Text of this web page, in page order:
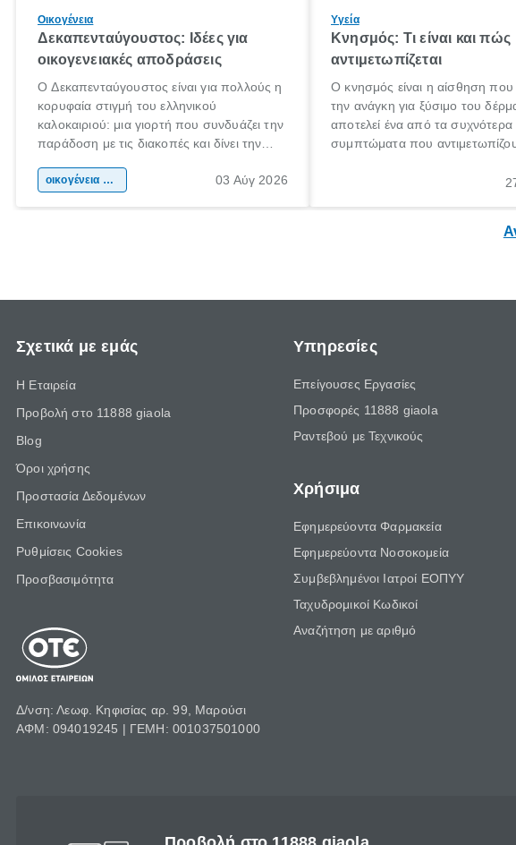
Οικογένεια
Δεκαπενταύγουστος: Ιδέες για
οικογενειακές αποδράσεις
Ο Δεκαπενταύγουστος είναι για πολλούς η
κορυφαία στιγμή του ελληνικού
καλοκαιριού: μια γιορτή που συνδυάζει την
παράδοση με τις διακοπές και δίνει την
χώρας. Είτε πρόκειται για λίγες μέρες
οικογένεια & παιδί 03 Αύγ 2026
Υγεία
Κνησμός: Τι είναι και πώς
αντιμετωπίζεται
Ο κνησμός είναι η αίσθηση που
την ανάγκη για ξύσιμο του
αποτελεί ένα από τα συχνότερα
συμπτώματα που
πληροφορίες για το «κνησμός τι
Σχετικά με εμάς
Η Εταιρεία
Προβολή στο 11888 giaola
Blog
Όροι χρήσης
Προστασία Δεδομένων
Επικοινωνία
Ρυθμίσεις Cookies
Προσβασιμότητα
Δ/νση: Λεωφ. Κηφισίας αρ. 99, Μαρούσι
ΑΦΜ: 094019245 | ΓΕΜΗ: 001037501000
Υπηρεσίες
Επείγουσες Εργασίες
Προσφορές 11888 giaola
Ραντεβού με Τεχνικούς
Χρήσιμα
Εφημερεύοντα Φαρμακεία
Εφημερεύοντα Νοσοκομεία
Συμβεβλημένοι Ιατροί ΕΟΠΥΥ
Ταχυδρομικοί Κωδικοί
Αναζήτηση με αριθμό